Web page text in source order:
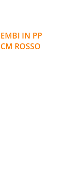
IN PP
ROSSO